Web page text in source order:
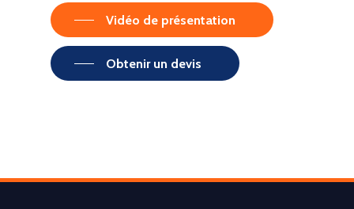
Vidéo de présentation
Obtenir un devis